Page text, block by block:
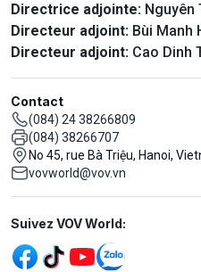
Directrice adjointe: Nguyên
Directeur adjoint: Bùi Manh
Directeur adjoint: Cao Dinh
Contact
(084) 24 38266809
(084) 38266707
No 45, rue Bà Triệu, Hanoi,
vovworld@vov.vn
Mạng xã hội
Suivez VOV World: